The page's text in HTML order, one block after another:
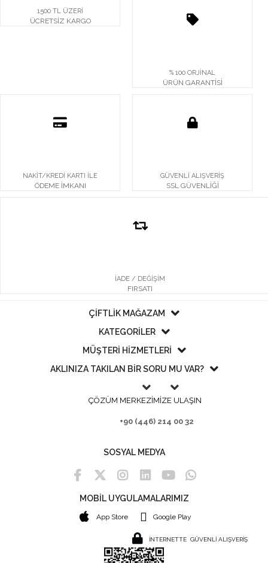
1500 TL ÜZERİ
ÜCRETSİZ KARGO
% 100 ORJİNAL
ÜRÜN GARANTİSİ
NAKİT/KREDİ KARTI İLE
ÖDEME İMKANI
GÜVENLİ ALIŞVERİŞ
SSL GÜVENLİĞİ
İADE / DEĞİŞİM
FIRSATI
ÇİFTLİK MAĞAZAM
KATEGORİLER
MÜŞTERİ HİZMETLERİ
AKLINIZA TAKILAN BİR SORU MU VAR?
ÇÖZÜM MERKEZİMİZE ULAŞIN
+90 (446) 214 00 32
SOSYAL MEDYA
MOBİL UYGULAMALARIMIZ
App Store Google Play
İNTERNETTE GÜVENLİ ALIŞVERİŞ